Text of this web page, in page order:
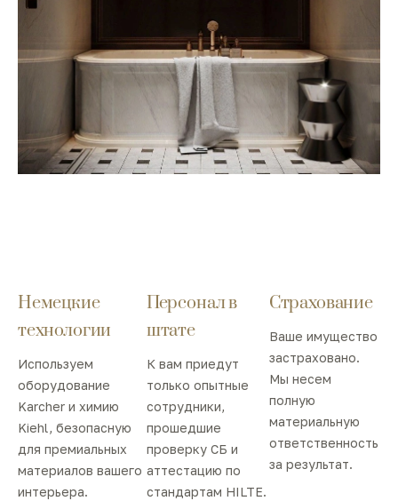
Немецкие
технологии
Используем
оборудование
Karcher и химию
Kiehl, безопасную
для премиальных
материалов вашего
интерьера.
Персонал в
штате
К вам приедут
только опытные
сотрудники,
прошедшие
проверку СБ и
аттестацию по
стандартам HILTE.
Страхование
Ваше имущество
застраховано.
Мы несем
полную
материальную
ответственность
за результат.